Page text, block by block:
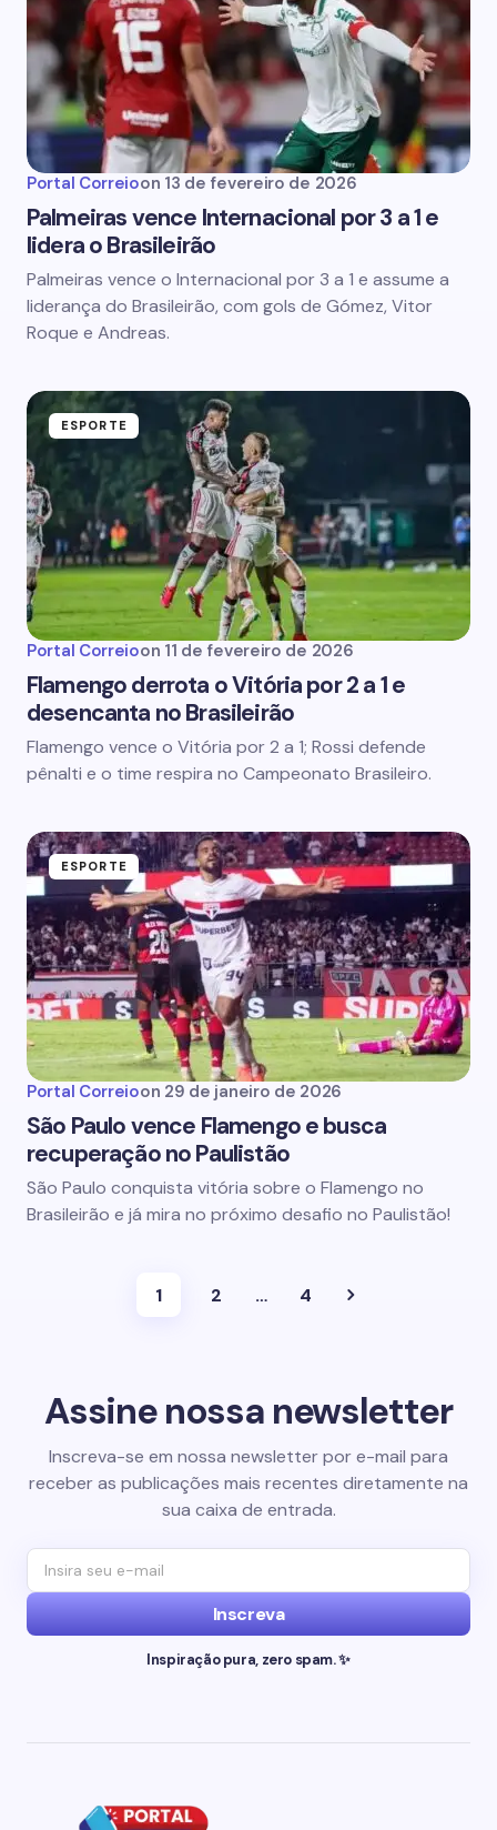
Portal Correioon 13 de fevereiro de 2026
Palmeiras vence Internacional por 3 a 1 e
lidera o Brasileirão
Palmeiras vence o Internacional por 3 a 1 e assume a
liderança do Brasileirão, com gols de Gómez, Vitor
Roque e Andreas.
ESPORTE
Portal Correioon 11 de fevereiro de 2026
Flamengo derrota o Vitória por 2 a 1 e
desencanta no Brasileirão
Flamengo vence o Vitória por 2 a 1; Rossi defende
pênalti e o time respira no Campeonato Brasileiro.
ESPORTE
Portal Correioon 29 de janeiro de 2026
São Paulo vence Flamengo e busca
recuperação no Paulistão
São Paulo conquista vitória sobre o Flamengo no
Brasileirão e já mira no próximo desafio no Paulistão!
1 2 … 4
Assine nossa newsletter
Inscreva-se em nossa newsletter por e-mail para
receber as publicações mais recentes diretamente na
sua caixa de entrada.
Inscreva
Inspiração pura, zero spam. ✨